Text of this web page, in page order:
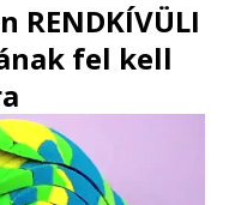
RENDKÍVÜLI
fel kell